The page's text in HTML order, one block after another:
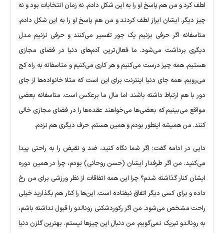
لطف کرد و من هم پاسخ او را به این شکل دادم. نه زمان انتخابات بود و نه
چیز دیگر. ایشان ابراز لطف کردند و من هم پاسخ او را به این شکل دادم.
متاسفانه اگر حرفی بزنیم یک جور تفسیر می‌کنند و حرفی نزنیم مدل
دیگری برداشت می‌شود. ما فعال‌ترین آدم‌های دنیا در فضای مجازی
هستیم. همه چیز درست می‌کنیم و هر کاری می‌کنیم و متاسفانه به راه کج
می‌رویم. همه جای دنیا اینترنت برای این است که مثلا خانواده‌ها از جای
دور با هم ارتباط داشته باشند اما مال ما برعکس است. متاسفانه بعضی
مواقع می‌بینیم که بعضی‌ها می‌خواهند عقده‌ها را در فضای مجازی خالی
کنند. من همیشه اینطور بودم و همین هستم. حرف دیگری هم نزدم.
دایی در ادامه گفت: اگر شما نگاه کنید، ضد و نقیض را به راحتی پیدا
می‌کنید. من اگر طرفدار ایشان (حسن روحانی) بودم، چرا در همین دوره
ایشان کنار گذاشته شدم؟ چرا این همه اتفاقات از نظر ورزشی برای من رخ
داده و برای کسی دیگر اتفاق نیفتاده است. این‌ها را کنار هم بگذارید خیلی
راحت مشخص می‌شود. من اگر رکوردشکنی رونالدو را قبول نداشته باشم،
به رونالدو تبریک نمی‌گویم. من دنبال این چیزها نیستم. بهترین گلزن دنیا